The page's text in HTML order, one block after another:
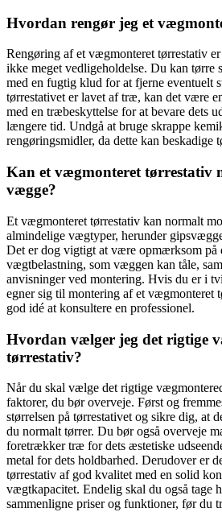
Hvordan rengør jeg et
Rengøring af et vægmonteret tørrestativ
ikke meget vedligeholdelse. Du kan tørre
med en fugtig klud for at fjerne eventuelt
tørrestativet er lavet af træ, kan det være
med en træbeskyttelse for at bevare dets
længere tid. Undgå at bruge skrappe
rengøringsmidler, da dette kan beskadige
Kan et vægmonteret tørrestativ
vægge?
Et vægmonteret tørrestativ kan normalt
almindelige vægtyper, herunder
Det er dog vigtigt at være opmærksom på
vægtbelastning, som væggen kan tåle,
anvisninger ved montering. Hvis du er i
egner sig til montering af et vægmonteret
god idé at konsultere en professionel.
Hvordan vælger jeg det rigtige
tørrestativ?
Når du skal vælge det rigtige
faktorer, du bør overveje. Først og
størrelsen på tørrestativet og sikre dig, at
du normalt tørrer. Du bør også overveje
foretrækker træ for dets æstetiske
metal for dets holdbarhed. Derudover er
tørrestativ af god kvalitet med en solid
vægtkapacitet. Endelig skal du også tage
sammenligne priser og funktioner, før du